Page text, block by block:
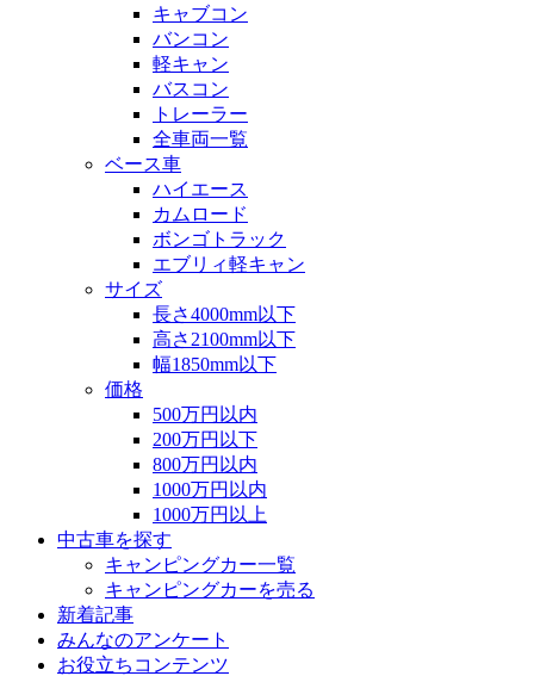
キャブコン
バンコン
軽キャン
バスコン
トレーラー
全車両一覧
ベース車
ハイエース
カムロード
ボンゴトラック
エブリィ軽キャン
サイズ
長さ4000mm以下
高さ2100mm以下
幅1850mm以下
価格
500万円以内
200万円以下
800万円以内
1000万円以内
1000万円以上
中古車を探す
キャンピングカー一覧
キャンピングカーを売る
新着記事
みんなのアンケート
お役立ちコンテンツ